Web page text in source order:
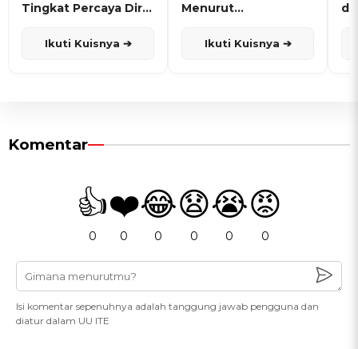
Tingkat Percaya Diri
Ikuti Kuisnya ➔
Menurut
Ikuti Kuisnya ➔
Komentar
👍
0
❤️
0
😂
0
😧
0
😭
0
😡
0
Isi komentar sepenuhnya adalah tanggung jawab pengguna dan
diatur dalam UU ITE